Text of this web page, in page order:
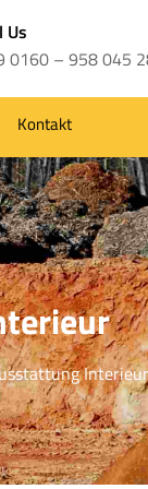
Us
0160 – 958 045
Kontakt
Interieur